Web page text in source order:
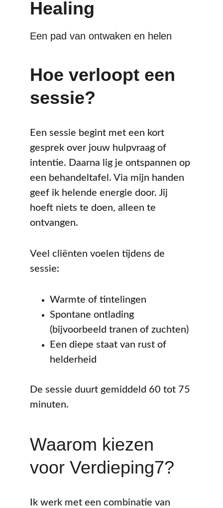
Healing
Een pad van ontwaken en helen
Hoe verloopt een
sessie?
Een sessie begint met een kort
gesprek over jouw hulpvraag of
intentie. Daarna lig je ontspannen op
een behandeltafel. Via mijn handen
geef ik helende energie door. Jij
hoeft niets te doen, alleen te
ontvangen.
Veel cliënten voelen tijdens de
sessie:
Warmte of tintelingen
Spontane ontlading
(bijvoorbeeld tranen of zuchten)
Een diepe staat van rust of
helderheid
De sessie duurt gemiddeld 60 tot 75
minuten.
Waarom kiezen
voor Verdieping7?
Ik werk met een combinatie van